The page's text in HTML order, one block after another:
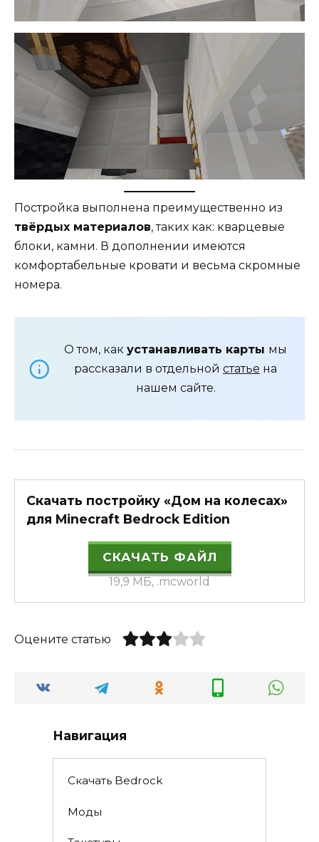
Постройка выполнена преимущественно из
твёрдых материалов, таких как: кварцевые
блоки, камни. В дополнении имеются
комфортабельные кровати и весьма скромные
номера.
О том, как устанавливать карты мы
рассказали в отдельной статье на
нашем сайте.
Скачать постройку «Дом на колесах»
для Minecraft Bedrock Edition
СКАЧАТЬ ФАЙЛ
19,9 МБ, .mcworld
Оцените статью
Навигация
Скачать Bedrock
Моды